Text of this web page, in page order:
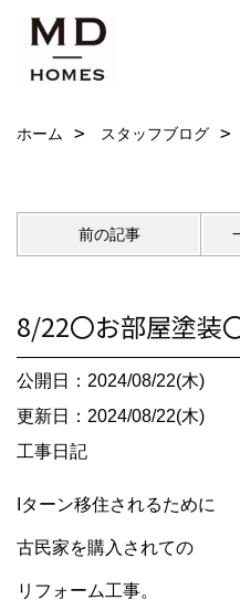
ホーム スタッフブログ
前の記事
8/22〇お部屋塗装
公開日：2024/08/22(木)
更新日：2024/08/22(木)
工事日記
Iターン移住されるために
古民家を購入されての
リフォーム工事。